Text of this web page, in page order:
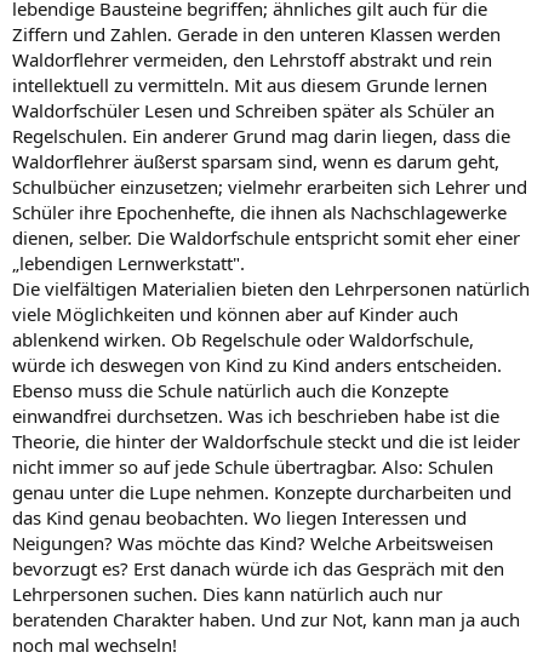
lebendige Bausteine begriffen; ähnliches gilt auch für die
Ziffern und Zahlen. Gerade in den unteren Klassen werden
Waldorflehrer vermeiden, den Lehrstoff abstrakt und rein
intellektuell zu vermitteln. Mit aus diesem Grunde lernen
Waldorfschüler Lesen und Schreiben später als Schüler an
Regelschulen. Ein anderer Grund mag darin liegen, dass die
Waldorflehrer äußerst sparsam sind, wenn es darum geht,
Schulbücher einzusetzen; vielmehr erarbeiten sich Lehrer und
Schüler ihre Epochenhefte, die ihnen als Nachschlagewerke
dienen, selber. Die Waldorfschule entspricht somit eher einer
„lebendigen Lernwerkstatt".
Die vielfältigen Materialien bieten den Lehrpersonen natürlich
viele Möglichkeiten und können aber auf Kinder auch
ablenkend wirken. Ob Regelschule oder Waldorfschule,
würde ich deswegen von Kind zu Kind anders entscheiden.
Ebenso muss die Schule natürlich auch die Konzepte
einwandfrei durchsetzen. Was ich beschrieben habe ist die
Theorie, die hinter der Waldorfschule steckt und die ist leider
nicht immer so auf jede Schule übertragbar. Also: Schulen
genau unter die Lupe nehmen. Konzepte durcharbeiten und
das Kind genau beobachten. Wo liegen Interessen und
Neigungen? Was möchte das Kind? Welche Arbeitsweisen
bevorzugt es? Erst danach würde ich das Gespräch mit den
Lehrpersonen suchen. Dies kann natürlich auch nur
beratenden Charakter haben. Und zur Not, kann man ja auch
noch mal wechseln!